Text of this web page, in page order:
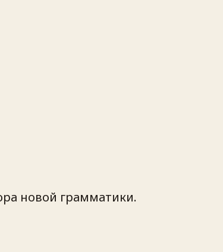
новой грамматики.